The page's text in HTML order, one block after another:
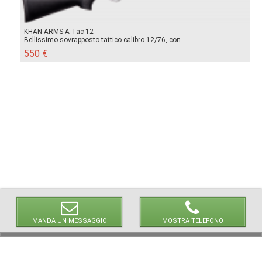
MANDA UN MESSAGGIO MOSTRA TELEFONO
KHAN ARMS A-Tac 12
Bellissimo sovrapposto tattico calibro 12/76, con ...
550 €